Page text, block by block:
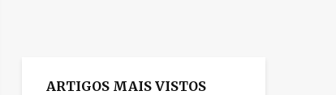
ARTIGOS MAIS VISTOS